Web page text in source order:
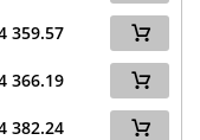
359.57
366.19
382.24